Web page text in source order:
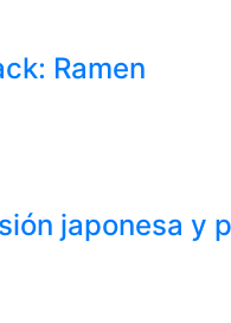
Ramen
japonesa y